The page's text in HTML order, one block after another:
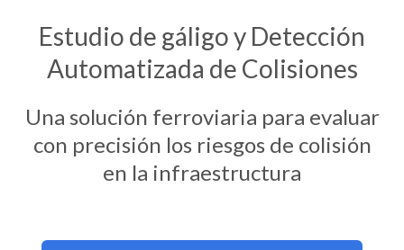
Estudio de gáligo y Detección
Automatizada de Colisiones
Una solución ferroviaria para evaluar
con precisión los riesgos de colisión
en la infraestructura